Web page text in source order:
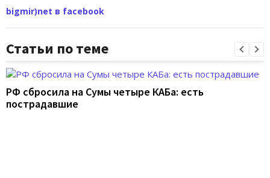
bigmir)net в facebook
Статьи по теме
РФ сбросила на Сумы четыре КАБа: есть
пострадавшие